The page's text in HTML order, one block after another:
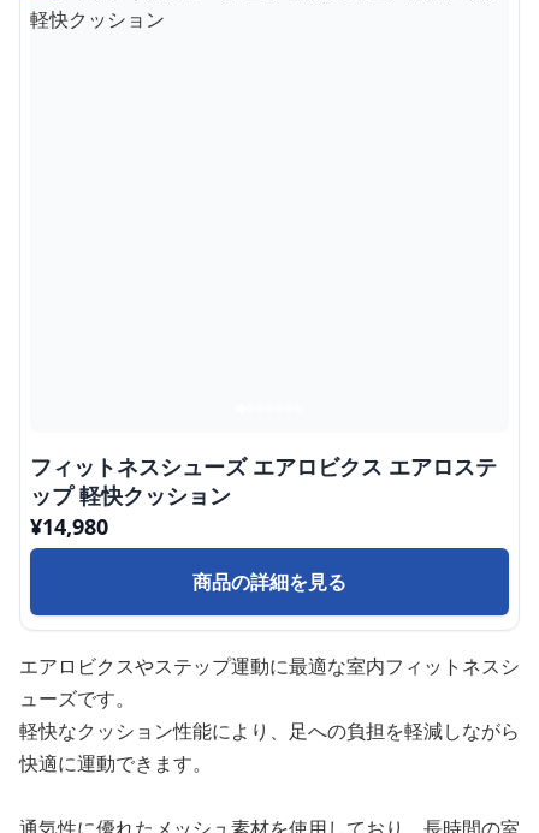
フィットネスシューズ エアロビクス エアロステ
ップ 軽快クッション
¥14,980
商品の詳細を見る
エアロビクスやステップ運動に最適な室内フィットネスシ
ューズです。
軽快なクッション性能により、足への負担を軽減しながら
快適に運動できます。